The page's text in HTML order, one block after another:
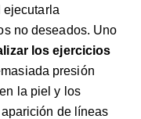
ejecutarla
no deseados. Uno
los ejercicios
presión
la piel y los
de líneas